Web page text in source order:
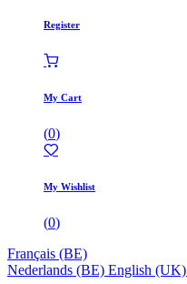
Register
My Cart
(0)
My Wishlist
(0)
Français (BE)
Nederlands (BE) English (UK)